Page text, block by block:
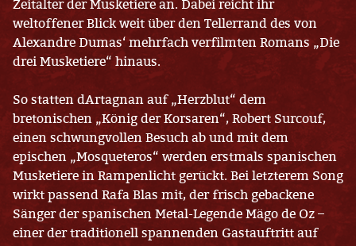
Zeitalter der Musketiere an. Dabei reicht ihr
weltoffener Blick weit über den Tellerrand des von
Alexandre Dumas‘ mehrfach verfilmten Romans „Die
drei Musketiere“ hinaus.
So statten dArtagnan auf „Herzblut“ dem
bretonischen „König der Korsaren“, Robert Surcouf,
einen schwungvollen Besuch ab und mit dem
epischen „Mosqueteros“ werden erstmals spanischen
Musketiere in Rampenlicht gerückt. Bei letzterem Song
wirkt passend Rafa Blas mit, der frisch gebackene
Sänger der spanischen Metal-Legende Mägo de Oz –
einer der traditionell spannenden Gastauftritt auf